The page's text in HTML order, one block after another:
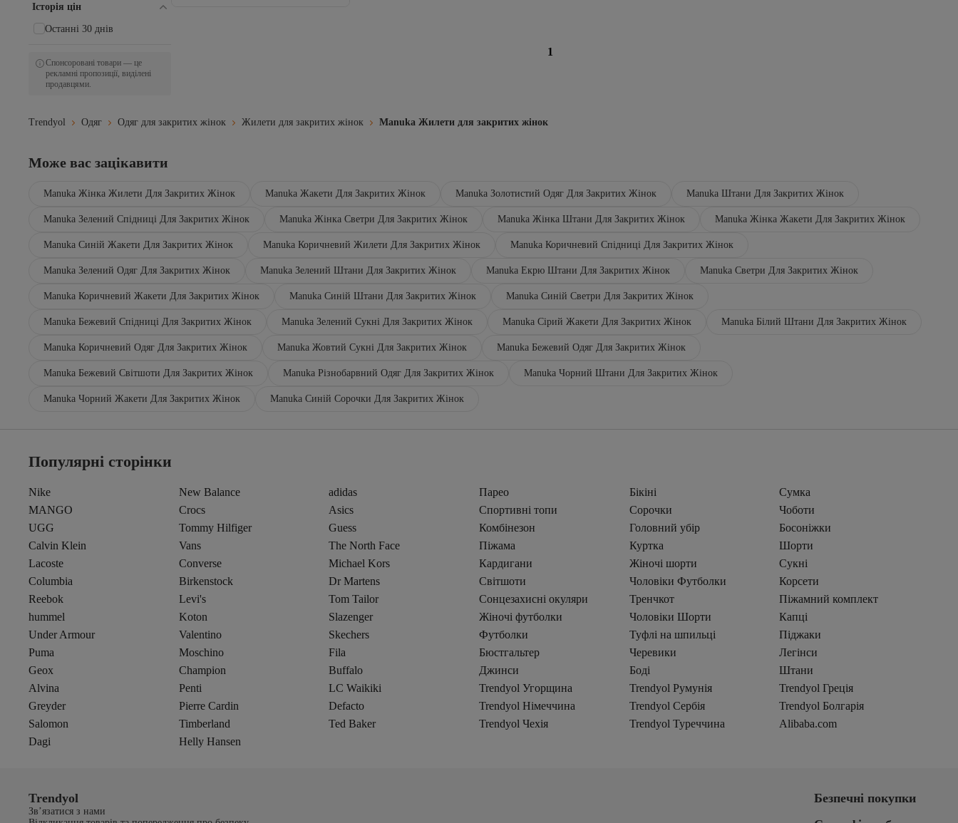
1
Історія цін
Останні 30 днів
Спонсоровані товари — це
рекламні пропозиції, виділені
продавцями.
Trendyol Одяг Одяг для закритих жінок Жилети для закритих жінок Manuka Жилети для закритих жінок
Може вас зацікавити
Manuka Жінка Жилети Для Закритих Жінок Manuka Жакети Для Закритих Жінок Manuka Золотистий Одяг Для Закритих Жінок Manuka Штани Для Закритих Жінок
Manuka Зелений Спідниці Для Закритих Жінок Manuka Жінка Светри Для Закритих Жінок Manuka Жінка Штани Для Закритих Жінок Manuka Жінка Жакети Для Закритих Жінок
Manuka Синій Жакети Для Закритих Жінок Manuka Коричневий Жилети Для Закритих Жінок Manuka Коричневий Спідниці Для Закритих Жінок
Manuka Зелений Одяг Для Закритих Жінок Manuka Зелений Штани Для Закритих Жінок Manuka Екрю Штани Для Закритих Жінок Manuka Светри Для Закритих Жінок
Manuka Коричневий Жакети Для Закритих Жінок Manuka Синій Штани Для Закритих Жінок Manuka Синій Светри Для Закритих Жінок
Manuka Бежевий Спідниці Для Закритих Жінок Manuka Зелений Сукні Для Закритих Жінок Manuka Сірий Жакети Для Закритих Жінок Manuka Білий Штани Для Закритих Жінок
Manuka Коричневий Одяг Для Закритих Жінок Manuka Жовтий Сукні Для Закритих Жінок Manuka Бежевий Одяг Для Закритих Жінок
Manuka Бежевий Світшоти Для Закритих Жінок Manuka Різнобарвний Одяг Для Закритих Жінок Manuka Чорний Штани Для Закритих Жінок
Manuka Чорний Жакети Для Закритих Жінок Manuka Синій Сорочки Для Закритих Жінок
Популярні сторінки
Nike New Balance
adidas
MANGO
Crocs
Asics
UGG
Tommy Hilfiger
Guess
Calvin Klein
Vans
The North Face
Lacoste
Converse
Michael Kors
Columbia
Birkenstock
Dr Martens
Reebok
Levi's
Tom Tailor
hummel
Koton
Slazenger
Under Armour
Valentino
Skechers
Puma
Moschino
Fila
Geox
Champion
Buffalo
Alvina
Penti
LC Waikiki
Greyder
Pierre Cardin
Defacto
Salomon
Timberland
Ted Baker
Dagi
Helly Hansen
Парео Бікіні
Сумка
Спортивні топи
Сорочки
Чоботи
Комбінезон
Головний убір
Босоніжки
Піжама
Куртка
Шорти
Кардигани
Жіночі шорти
Сукні
Світшоти
Чоловіки Футболки
Корсети
Сонцезахисні окуляри
Тренчкот
Піжамний комплект
Жіночі футболки
Чоловіки Шорти
Капці
Футболки
Туфлі на шпильці
Піджаки
Бюстгальтер
Черевики
Легінси
Джинси
Боді
Штани
Trendyol Угорщина
Trendyol Румунія
Trendyol Греція
Trendyol Німеччина
Trendyol Сербія
Trendyol Болгарія
Trendyol Чехія
Trendyol Туреччина Alibaba.com
Trendyol
Зв’язатися з нами
Безпечні покупки